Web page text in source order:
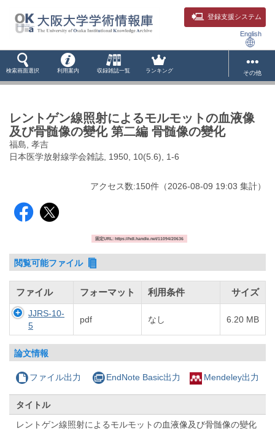
登録支援システム
English
検索画面選択 利用案内 収録雑誌一覧 ランキング その他
レントゲン線照射によるモルモットの血液像
及び骨髄像の變化 第二編 骨髄像の變化
福島, 孝吉
日本医学放射線学会雑誌, 1950, 10(5.6), 1-6
アクセス数:150件 （2026-08-09 19:03 集計）
固定URL: https://hdl.handle.net/11094/20636
閲覧可能ファイル
ファイル フォーマット 利用条件 サイズ
JJRS-10-
5
pdf なし 6.20 MB
論文情報
ファイル出力 EndNote Basic出力 Mendeley出力
タイトル
レントゲン線照射によるモルモットの血液像及び骨髄像の變化